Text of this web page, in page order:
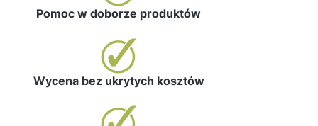
Pomoc w doborze produktów
Wycena bez ukrytych kosztów